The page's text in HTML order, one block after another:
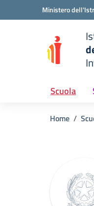
Vai ai contenuti
Vai al menu di navigazione
Ministero
scuola
Scuola
Home